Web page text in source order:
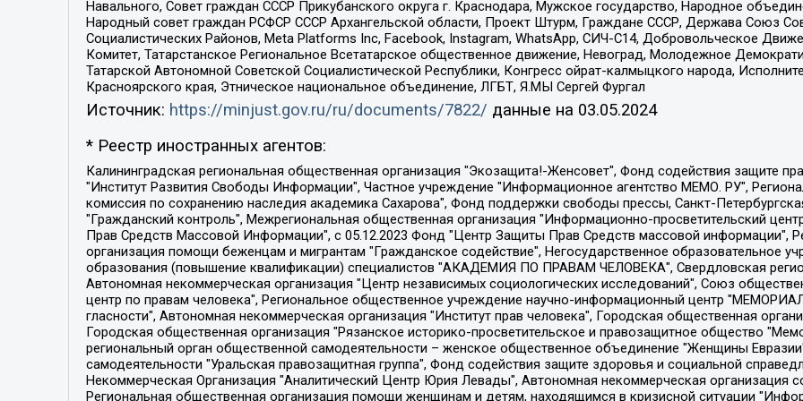
Навального, Совет граждан СССР Прикубанского округа г. Краснодара, Мужское государство, Народное
Народный совет граждан РСФСР СССР Архангельской области, Проект Штурм, Граждане СССР, Держава Союз
Социалистических Районов, Meta Platforms Inc, Facebook, Instagram, WhatsApp, СИЧ-С14, Добровольческое
Комитет, Татарстанское Региональное Всетатарское общественное движение, Невоград, Молодежное
Татарской Автономной Советской Социалистической Республики, Конгресс ойрат-калмыцкого народа,
Красноярского края, Этническое национальное объединение, ЛГБТ, Я.МЫ Сергей Фургал
Источник: https://minjust.gov.ru/ru/documents/7822/ данные на 03.05.2024
* Реестр иностранных агентов:
Калининградская региональная общественная организация "Экозащита!-Женсовет", Фонд содействия защите прав и свобод граждан "Общественный вердикт", Фонд "Институт Развития Свободы Информации", Частное учреждение "Информационное агентство МЕМО. РУ", Региональная общественная организация "Общественная комиссия по сохранению наследия академика Сахарова", Фонд поддержки свободы прессы, Санкт-Петербургская общественная правозащитная организация "Гражданский контроль", Межрегиональная общественная организация "Информационно-просветительский центр "Мемориал", Региональный Фонд "Центр Защиты Прав Средств Массовой Информации", с 05.12.2023 Фонд "Центр Защиты Прав Средств массовой информации", Региональная общественная благотворительная организация помощи беженцам и мигрантам "Гражданское содействие", Негосударственное образовательное учреждение дополнительного профессионального образования (повышение квалификации) специалистов "АКАДЕМИЯ ПО ПРАВАМ ЧЕЛОВЕКА", Свердловская региональная общественная организация "Сутяжник", Автономная некоммерческая организация "Центр независимых социологических исследований", Союз общественных объединений "Российский исследовательский центр по правам человека", Региональное общественное учреждение научно-информационный центр "МЕМОРИАЛ", Некоммерческая организация "Фонд защиты гласности", Автономная некоммерческая организация "Институт прав человека", Городская общественная организация "Екатеринбургское общество "МЕМОРИАЛ", Городская общественная организация "Рязанское историко-просветительское и правозащитное общество "Мемориал" (Рязанский Мемориал), Челябинский региональный орган общественной самодеятельности – женское общественное объединение "Женщины Евразии", Челябинский региональный орган общественной самодеятельности "Уральская правозащитная группа", Фонд содействия защите здоровья и социальной справедливости имени Андрея Рылькова, Автономная Некоммерческая Организация "Аналитический Центр Юрия Левады", Автономная некоммерческая организация социальной поддержки населения "Проект Апрель", Региональная общественная организация помощи женщинам и детям, находящимся в кризисной ситуации "Информационно-методический центр "Анна", Фонд содействия развитию массовых коммуникаций и правовому просвещению "Так-так-Так", Фонд содействия устойчивому развитию "Серебряная тайга", Свердловский региональный общественный фонд социальных проектов "Новое время", "Idel.Реалии", Кавказ.Реалии, Крым.Реалии, Телеканал Настоящее Время, Татаро-башкирская служба Радио Свобода (Azatliq Radiosi), Радио Свободная Европа/Радио Свобода (PCE/PC), "Сибирь.Реалии", "Фактограф", Благотворительный фонд помощи осужденным и их семьям, Автономная некоммерческая организация "Институт глобализации и социальных движений", Фонд "В защиту прав заключенных", Частное учреждение "Центр поддержки и содействия развитию средств массовой информации", Пензенский региональный общественный благотворительный фонд "Гражданский союз", "Север.Реалии", Некоммерческая организация Фонд "Правовая инициатива", Общество с ограниченной ответственностью "Радио Свободная Европа/Радио Свобода", Чешское информационное агентство "MEDIUM-ORIENT", Красноярская региональная общественная организация "Мы против СПИДа", Камалягин Денис Николаевич, Маркелов Сергей Евгеньевич, Пономарев Лев Александрович, Савицкая Людмила Алексеевна, Автономная некоммерческая организация "Центр по работе с проблемой насилия "НАСИЛИЮ.НЕТ", Межрегиональный профессиональный союз работников здравоохранения "Альянс врачей", Юридическое лицо, зарегистрированное в Латвийской Республике, SIA "Medusa Project" (регистрационный номер 40103797863, дата регистрации 10.06.2014), Некоммерческая организация "Фонд по борьбе с коррупцией", Автономная некоммерческая организация "Институт права и публичной политики", Баданин Роман Сергеевич, Гликин Максим Александрович, Железнова Мария Михайловна, Лукьянова Юлия Сергеевна, Маетная Елизавета Витальевна, Маняхин Петр Борисович, Чуракова Ольга Владимировна, Ярош Юлия Петровна, Юридическое лицо "The Insider SIA", зарегистрированное в Риге, Латвийская Республика (дата регистрации 26.06.2015), являющееся администратором доменного имени интернет-издания "The Insider SIA", https://theins.ru, Постернак Алексей Евгеньевич, Рубин Михаил Аркадьевич, Анин Роман Александрович, Юридическое лицо Istories fonds, зарегистрированное в Латвийской Республике (регистрационный номер 50008295751, дата регистрации 24.02.2020), Великовский Дмитрий Александрович, Долинина Ирина Николаевна, Мароховская Алеся Алексеевна, Шлейнов Роман Юрьевич, Шмагун Олеся Валентиновна, Общество с ограниченной ответственностью "Альтаир 2021", Общество с ограниченной ответственностью "Вега 2021", Общество с ограниченной ответственностью "Главный редактор 2021", Общество с ограниченной ответственностью "Ромашки монолит", Важенков Артем Валерьевич, Ивановская областная общественная организация "Центр гендерных исследований", Гурман Юрий Альбертович, Медиапроект "ОВД-Инфо", Егоров Владимир Владимирович, Жилинский Владимир Александрович, Общество с ограниченной ответственностью "ЗП", Иванова София Юрьевна, Карезина Инна Павловна, Кильтау Екатерина Викторовна, Петров Алексей Викторович, Пискунов Сергей Евгеньевич, Смирнов Сергей Сергеевич, Тихонов Михаил Сергеевич, Общество с ограниченной ответственностью "ЖУРНАЛИСТ-ИНОСТРАННЫЙ АГЕНТ", Арапова Галина Юрьевна, Вольтская Татьяна Анатольевна, Американская компания "Mason G.E.S. Anonymous Foundation" (США), являющаяся владельцем интернет-издания https://mnews.world/, Компания "Stichting Bellingcat", зарегистрированная в Нидерландах (дата регистрации 11.07.2018), Захаров Андрей Вячеславович, Клепиковская Екатерина Дмитриевна, Общество с ограниченной ответственностью "МЕМО", Перл Роман Александрович, Симонов Евгений Алексеевич, Соловьева Елена Анатольевна, Сотников Даниил Владимирович, Сурначева Елизавета Дмитриевна, Автономная некоммерческая организация по защите прав человека и информированию населения "Якутия – Наше Мнение", Общество с ограниченной ответственностью "Москоу диджитал медиа", с 26.01.2023 Общество с ограниченной ответственностью "Чайка Белые сады", Ветошкина Валерия Валерьевна, Заговора Максим Александрович, Межрегиональное общественное движение "Российская ЛГБТ - сеть", Оленичев Максим Владимирович, Павлов Иван Юрьевич, Скворцова Елена Сергеевна, Общество с ограниченной ответственностью "Как бы инагент", Кочетков Игорь Викторович, Общество с ограниченной ответственностью "Честные выборы", Еланчик Олег Александрович, Общество с ограниченной ответственностью "Нобелевский призыв", Гималова Регина Эмилевна, Григорьев Андрей Валерьевич, Григорьева Алина Александровна, Ассоциация по содействию защите прав призывников, альтернативнослужащих и военнослужащих "Правозащитная группа